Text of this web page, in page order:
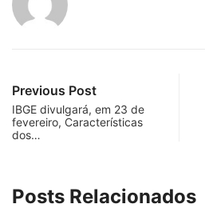
Previous Post
IBGE divulgará, em 23 de
fevereiro, Características
dos…
Posts Relacionados